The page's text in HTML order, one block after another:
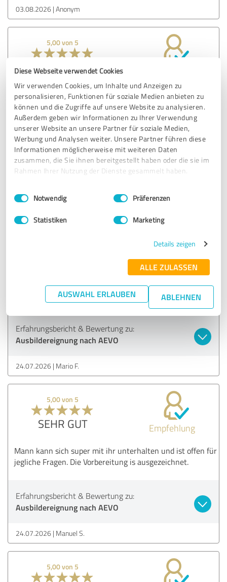
Diese Webseite verwendet Cookies
Wir verwenden Cookies, um Inhalte und Anzeigen zu
personalisieren, Funktionen für soziale Medien anbieten zu
können und die Zugriffe auf unsere Website zu analysieren.
Außerdem geben wir Informationen zu Ihrer Verwendung
unserer Website an unsere Partner für soziale Medien,
Werbung und Analysen weiter. Unsere Partner führen diese
Informationen möglicherweise mit weiteren Daten
zusammen, die Sie ihnen bereitgestellt haben oder die sie im
Rahmen Ihrer Nutzung der Dienste gesammelt haben.
Impressum Datenschutzbestimmungen
Einwilligungsauswahl
Notwendig Präferenzen
Statistiken Marketing
Details zeigen
ALLE ZULASSEN
AUSWAHL ERLAUBEN ABLEHNEN
03.08.2026 Anonym
5,00 von 5
SEHR GUT
- gut und verständlich alles erklärt
- geht auf die aktuellen und relevanten Gesetze ein
- Praxisnah mit vielen und guten Beispielen
Erfahrungsbericht & Bewertung zu:
Ausbildereignung nach AEVO
4,83 von 5
Empfehlung
Viele Beispiele aus dem Alltag! Die Beispiele sind
ansprechend und einprägsam!
Es ist eine kurzweiliges und schönes Seminar!
Erfahrungsbericht & Bewertung zu:
Ausbildereignung nach AEVO
24.07.2026 Mario F.
5,00 von 5
SEHR GUT Empfehlung
Mann kann sich super mit ihr unterhalten und ist offen für
jegliche Fragen. Die Vorbereitung is ausgezeichnet.
Erfahrungsbericht & Bewertung zu:
Ausbildereignung nach AEVO
24.07.2026 Manuel S.
5,00 von 5